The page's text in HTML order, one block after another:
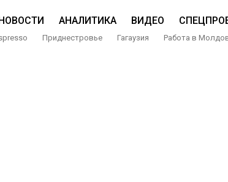
АНАЛИТИКА ВИДЕО
Приднестровье Гагаузия Работа в